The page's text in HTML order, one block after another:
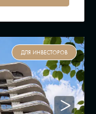
ДЛЯ ИНВЕСТОРОВ